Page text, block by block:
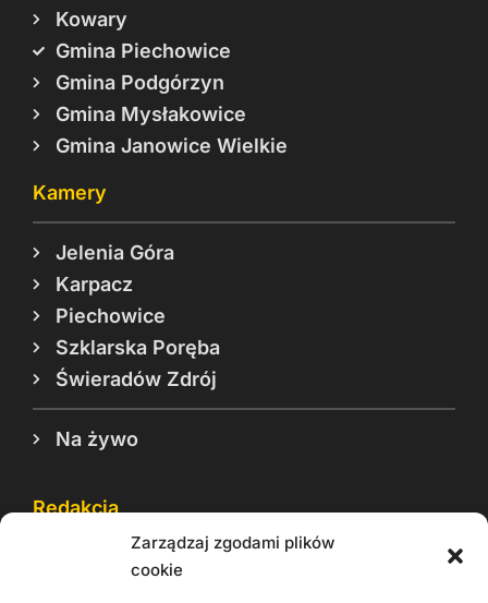
Zarządzaj zgodami plików
cookie
Kowary
Gmina Piechowice
Gmina Podgórzyn
Gmina Mysłakowice
Gmina Janowice Wielkie
Kamery
Jelenia Góra
Karpacz
Piechowice
Szklarska Poręba
Świeradów Zdrój
Na żywo
Redakcja
Reklama